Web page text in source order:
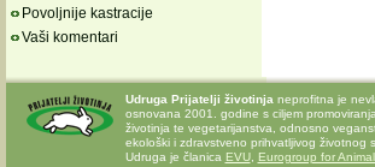
Povoljnije kastracije
Vaši komentari
Udruga Prijatelji životinja neprofitna je
osnovana 2001. godine s ciljem
životinja te vegetarijanstva, odnosno
ekološki i zdravstveno prihvatljivog životnog
Udruga je članica EVU, Eurogroup for